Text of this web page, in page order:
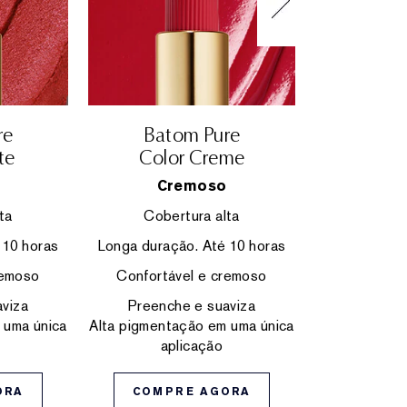
horas
única
Batom Pure
Color Creme
Cremoso
Cobertura alta
Longa duração. Até 10 horas
Confortável e cremoso
Preenche e suaviza
Alta pigmentação em uma única
aplicação
COMPRE AGORA